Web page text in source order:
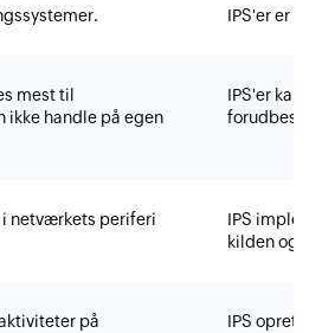
IPS'er er
mest til
ikke handle på egen
IPS'er kan
netværkets periferi
IPS
kilden og
på
IPS